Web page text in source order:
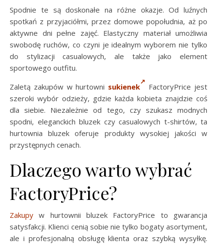
Spodnie te są doskonałe na różne okazje. Od luźnych
spotkań z przyjaciółmi, przez domowe popołudnia, aż po
aktywne dni pełne zajęć. Elastyczny materiał umożliwia
swobodę ruchów, co czyni je idealnym wyborem nie tylko
do stylizacji casualowych, ale także jako element
sportowego outfitu.
Zaletą zakupów w hurtowni sukienek
FactoryPrice jest
szeroki wybór odzieży, gdzie każda kobieta znajdzie coś
dla siebie. Niezależnie od tego, czy szukasz modnych
spodni, eleganckich bluzek czy casualowych t-shirtów, ta
hurtownia bluzek oferuje produkty wysokiej jakości w
przystępnych cenach.
Dlaczego warto wybrać
FactoryPrice?
Zakupy w hurtownii bluzek FactoryPrice to gwarancja
satysfakcji. Klienci cenią sobie nie tylko bogaty asortyment,
ale i profesjonalną obsługę klienta oraz szybką wysyłkę.